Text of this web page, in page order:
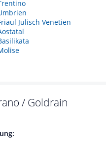
Julisch Venetien
/ Goldrain